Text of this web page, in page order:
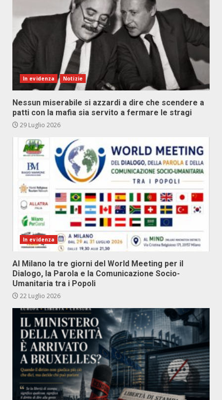
In evidenza Notizie
Nessun miserabile si azzardi a dire che scendere a
patti con la mafia sia servito a fermare le stragi
29 Luglio 2026
In evidenza
Al Milano la tre giorni del World Meeting per il
Dialogo, la Parola e la Comunicazione Socio-
Umanitaria tra i Popoli
22 Luglio 2026